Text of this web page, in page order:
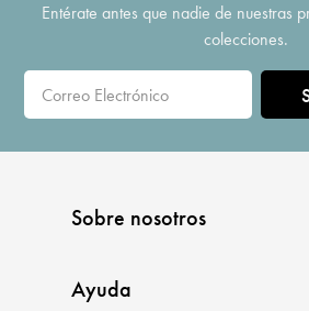
Entérate antes que nadie de nuestras
colecciones.
Sobre nosotros
Ayuda